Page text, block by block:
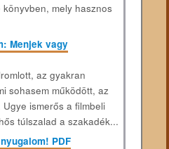
mely hasznos
Menjek vagy
az gyakran
sohasem működött, az
ismerős a filmbeli
túlszalad a szakadék...
PDF